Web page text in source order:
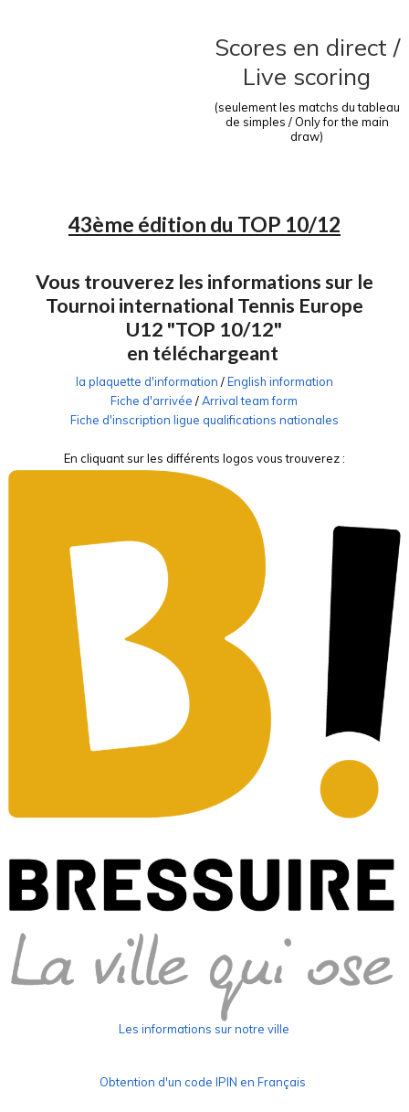
Scores en direct /
Live scoring
(seulement les matchs du tableau
de simples / Only for the main
draw)
43ème édition du TOP 10/12
Vous trouverez les informations sur le
Tournoi international Tennis Europe
U12 "TOP 10/12"
en téléchargeant
la plaquette d'information /English information
Fiche d'arrivée /Arrival team form
Fiche d'inscription ligue qualifications nationales
En cliquant sur les différents logos vous trouverez :
Les informations sur notre ville
Obtention d'un code IPIN en Français